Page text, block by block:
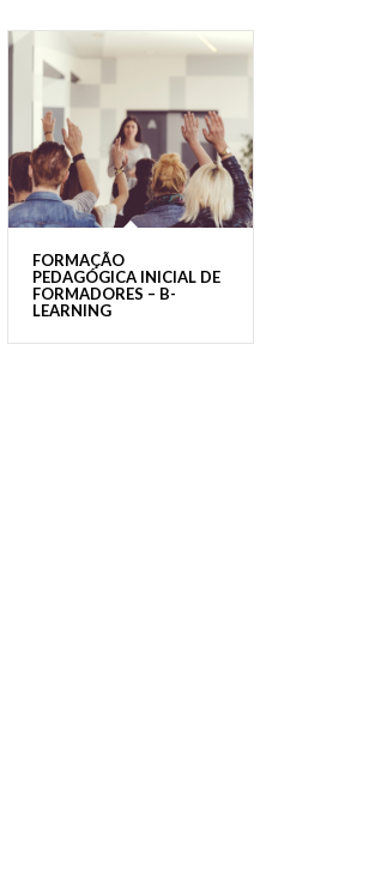
FORMAÇÃO
PEDAGÓGICA INICIAL DE
FORMADORES – B-
LEARNING